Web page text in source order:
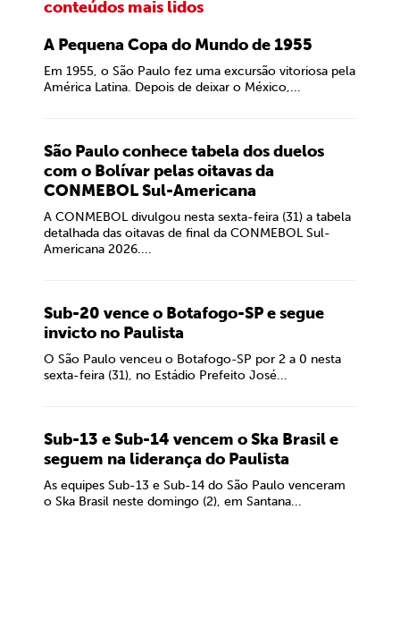
conteúdos mais lidos
A Pequena Copa do Mundo de 1955
Em 1955, o São Paulo fez uma excursão vitoriosa pela
América Latina. Depois de deixar o México,...
São Paulo conhece tabela dos duelos
com o Bolívar pelas oitavas da
CONMEBOL Sul-Americana
A CONMEBOL divulgou nesta sexta-feira (31) a tabela
detalhada das oitavas de final da CONMEBOL Sul-
Americana 2026....
Sub-20 vence o Botafogo-SP e segue
invicto no Paulista
O São Paulo venceu o Botafogo-SP por 2 a 0 nesta
sexta-feira (31), no Estádio Prefeito José...
Sub-13 e Sub-14 vencem o Ska Brasil e
seguem na liderança do Paulista
As equipes Sub-13 e Sub-14 do São Paulo venceram
o Ska Brasil neste domingo (2), em Santana...